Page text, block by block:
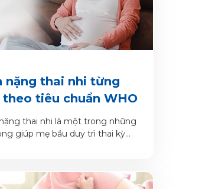
nặng thai nhi từng
tiêu chuẩn WHO
thai nhi là một trong những
giúp mẹ bầu duy trì thai kỳ
khỏe của mẹ và bé. Bởi cân
thấp hoặc quá cao đều tiềm